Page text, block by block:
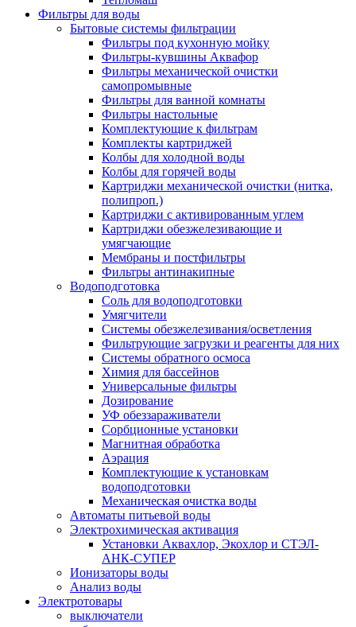
Фильтры для воды
Бытовые системы фильтрации
Фильтры под кухонную мойку
Фильтры-кувшины Аквафор
Фильтры механической очистки
самопромывные
Фильтры для ванной комнаты
Фильтры настольные
Комплектующие к фильтрам
Комплекты картриджей
Колбы для холодной воды
Колбы для горячей воды
Картриджи механической очистки (нитка,
полипроп.)
Картриджи с активированным углем
Картриджи обезжелезивающие и
умягчающие
Мембраны и постфильтры
Фильтры антинакипные
Водоподготовка
Соль для водоподготовки
Умягчители
Системы обезжелезивания/осветления
Фильтрующие загрузки и реагенты для них
Системы обратного осмоса
Химия для бассейнов
Универсальные фильтры
Дозирование
УФ обеззараживатели
Сорбционные установки
Магнитная обработка
Аэрация
Комплектующие к установкам
водоподготовки
Механическая очистка воды
Автоматы питьевой воды
Электрохимическая активация
Установки Аквахлор, Экохлор и СТЭЛ-
АНК-СУПЕР
Ионизаторы воды
Анализ воды
Электротовары
выключатели